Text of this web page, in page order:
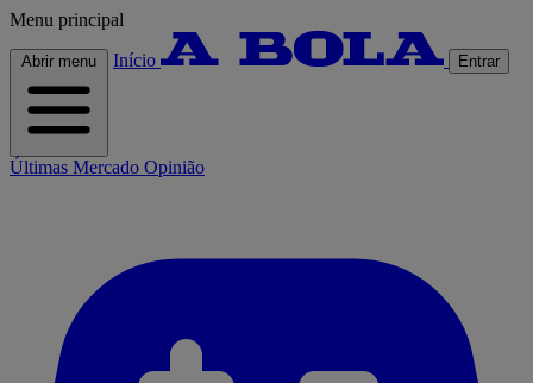
Menu principal
Abrir menu Início Entrar
Últimas Mercado Opinião